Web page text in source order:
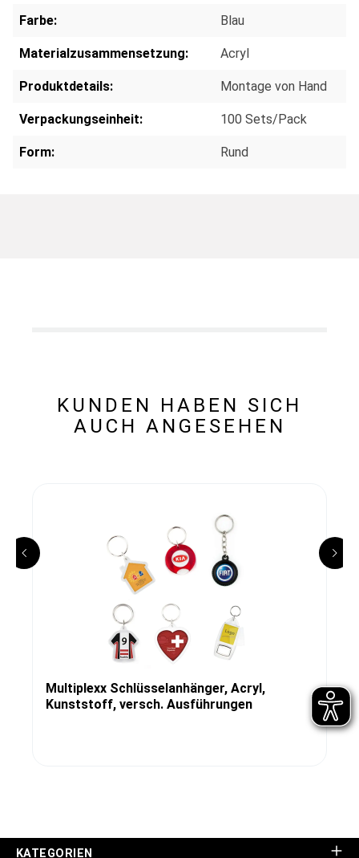
Farbe: Blau
Materialzusammensetzung: Acryl
Produktdetails: Montage von Hand
Verpackungseinheit: 100 Sets/Pack
Form: Rund
KUNDEN HABEN SICH
AUCH ANGESEHEN
Multiplexx Schlüsselanhänger, Acryl,
Kunststoff, versch. Ausführungen
KATEGORIEN